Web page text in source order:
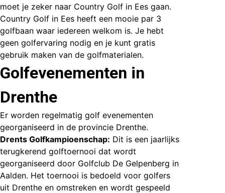
moet je zeker naar Country Golf in Ees gaan.
Country Golf in Ees heeft een mooie par 3
golfbaan waar iedereen welkom is. Je hebt
geen golfervaring nodig en je kunt gratis
gebruik maken van de golfmaterialen.
Golfevenementen in
Drenthe
Er worden regelmatig golf evenementen
georganiseerd in de provincie Drenthe.
Drents Golfkampioenschap: Dit is een jaarlijks
terugkerend golftoernooi dat wordt
georganiseerd door Golfclub De Gelpenberg in
Aalden. Het toernooi is bedoeld voor golfers
uit Drenthe en omstreken en wordt gespeeld